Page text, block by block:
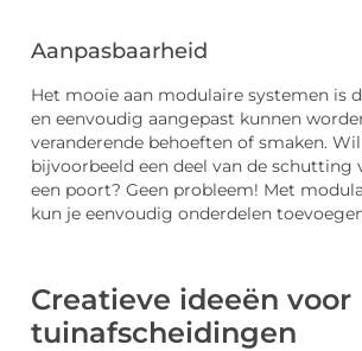
Aanpasbaarheid
Het mooie aan modulaire systemen is
en eenvoudig aangepast kunnen
veranderende behoeften of smaken.
bijvoorbeeld een deel van de schutting
een poort? Geen probleem! Met
kun je eenvoudig onderdelen
Creatieve ideeën voor
tuinafscheidingen